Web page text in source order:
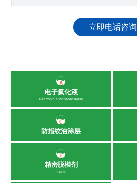
立即电话咨询
电子氟化液
electronic fluorinated liquid
防指纹油涂层
精密脱模剂
jingmi